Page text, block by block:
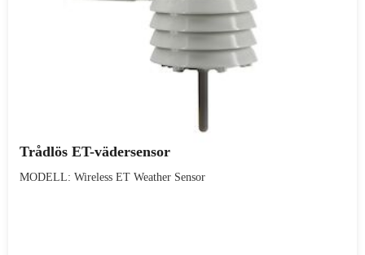
Trådlös ET-vädersensor
MODELL: Wireless ET Weather Sensor